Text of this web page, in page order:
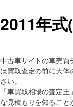
2011年
中古車サイトの車売買
は買取査定の前に大
さい。
「車買取相場の査定
な見積もりを知ること